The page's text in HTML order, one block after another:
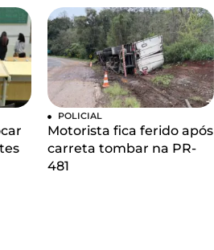
POLICIAL
Motorista fica ferido após
carreta tombar na PR-
481